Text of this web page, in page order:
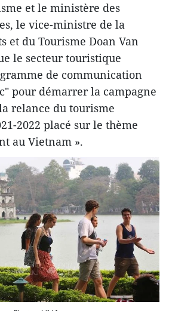
et le ministère des
le vice-ministre de la
et du Tourisme Doan Van
le secteur touristique
de communication
pour démarrer la campagne
relance du tourisme
2022 placé sur le thème
au Vietnam ».